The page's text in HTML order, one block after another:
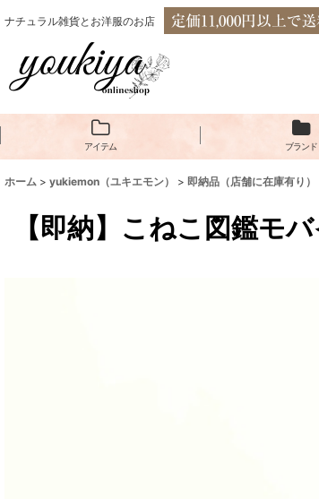
ナチュラル雑貨とお洋服のお店
アイテム ブランド
ホーム > yukiemon（ユキエモン） > 即納品（店舗に在庫有り）
【即納】こねこ図鑑